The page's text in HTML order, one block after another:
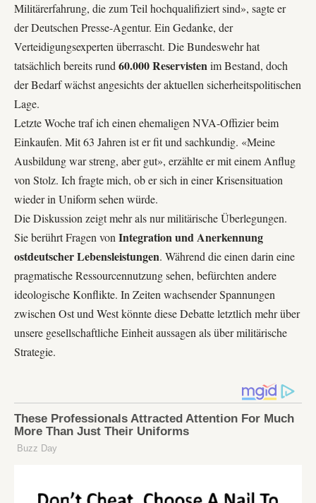
Militärerfahrung, die zum Teil hochqualifiziert sind», sagte er
derDeutschen Presse-Agentur. Ein Gedanke, der
Verteidigungsexperten überrascht. Die Bundeswehr hat
tatsächlich bereits rund 60.000 Reservistenim Bestand, doch
der Bedarf wächst angesichts der aktuellen sicherheitspolitischen
Lage.
Letzte Woche traf ich einen ehemaligen NVA-Offizier beim
Einkaufen. Mit 63 Jahren ist er fit und sachkundig. «Meine
Ausbildung war streng, aber gut», erzählte er mit einem Anflug
von Stolz. Ich fragte mich, ob er sich in einer Krisensituation
wieder in Uniform sehen würde.
Die Diskussion zeigt mehr als nur militärische Überlegungen.
Sie berührt Fragen von Integration und Anerkennung
ostdeutscher Lebensleistungen. Während die einen darin eine
pragmatische Ressourcennutzung sehen, befürchten andere
ideologische Konflikte. In Zeiten wachsender Spannungen
zwischen Ost und West könnte diese Debatte letztlich mehr über
unsere gesellschaftliche Einheit aussagen als über militärische
Strategie.